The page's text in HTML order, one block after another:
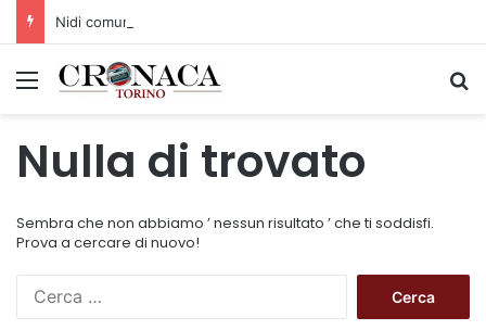
Menu
Nulla di trovato
Sembra che non abbiamo ’ nessun risultato ’ che ti soddisfi.
Prova a cercare di nuovo!